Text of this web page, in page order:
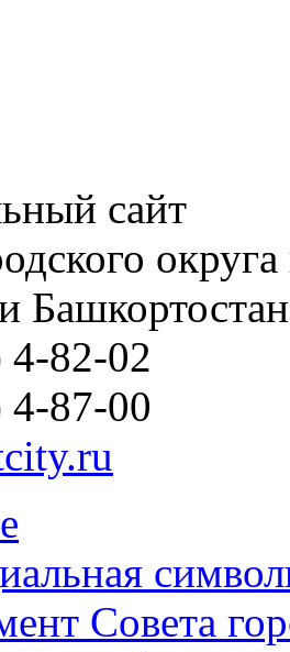
сайт
Башкортостан
4-82-02
4-87-00
Совета